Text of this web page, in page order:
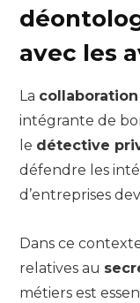
avec les
La
intégrante de
le détective
défendre les
d’entreprises
Dans ce
relatives au
métiers est